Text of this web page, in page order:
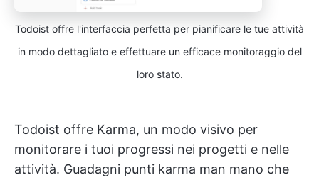
Todoist offre l'interfaccia perfetta per pianificare le tue attività
in modo dettagliato e effettuare un efficace monitoraggio del
loro stato.
Todoist offre Karma, un modo visivo per
monitorare i tuoi progressi nei progetti e nelle
attività. Guadagni punti karma man mano che